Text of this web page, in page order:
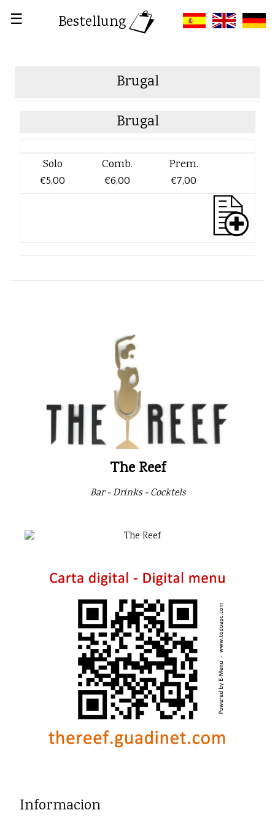
☰ Bestellung
Brugal
Brugal
Solo
€5,00
Comb.
€6,00
Prem.
€7,00
The Reef
Bar - Drinks - Cocktels
Informacion